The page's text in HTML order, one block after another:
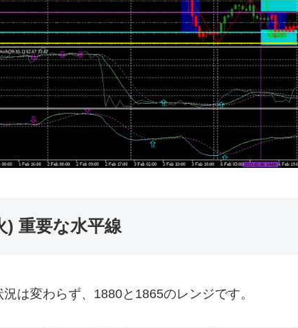
) 重要な水平線
は変わらず、1880と1865のレンジです。